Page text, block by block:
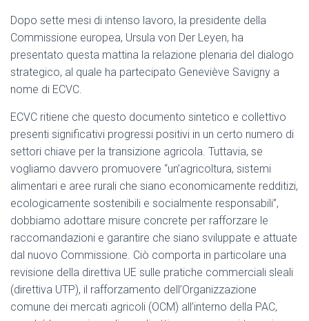
Dopo sette mesi di intenso lavoro, la presidente della
Commissione europea, Ursula von Der Leyen, ha
presentato questa mattina la relazione plenaria del dialogo
strategico, al quale ha partecipato Geneviève Savigny a
nome di ECVC.
ECVC ritiene che questo documento sintetico e collettivo
presenti significativi progressi positivi in ​​un certo numero di
settori chiave per la transizione agricola. Tuttavia, se
vogliamo davvero promuovere “un’agricoltura, sistemi
alimentari e aree rurali che siano economicamente redditizi,
ecologicamente sostenibili e socialmente responsabili”,
dobbiamo adottare misure concrete per rafforzare le
raccomandazioni e garantire che siano sviluppate e attuate
dal nuovo Commissione. Ciò comporta in particolare una
revisione della direttiva UE sulle pratiche commerciali sleali
(direttiva UTP), il rafforzamento dell’Organizzazione
comune dei mercati agricoli (OCM) all’interno della PAC,